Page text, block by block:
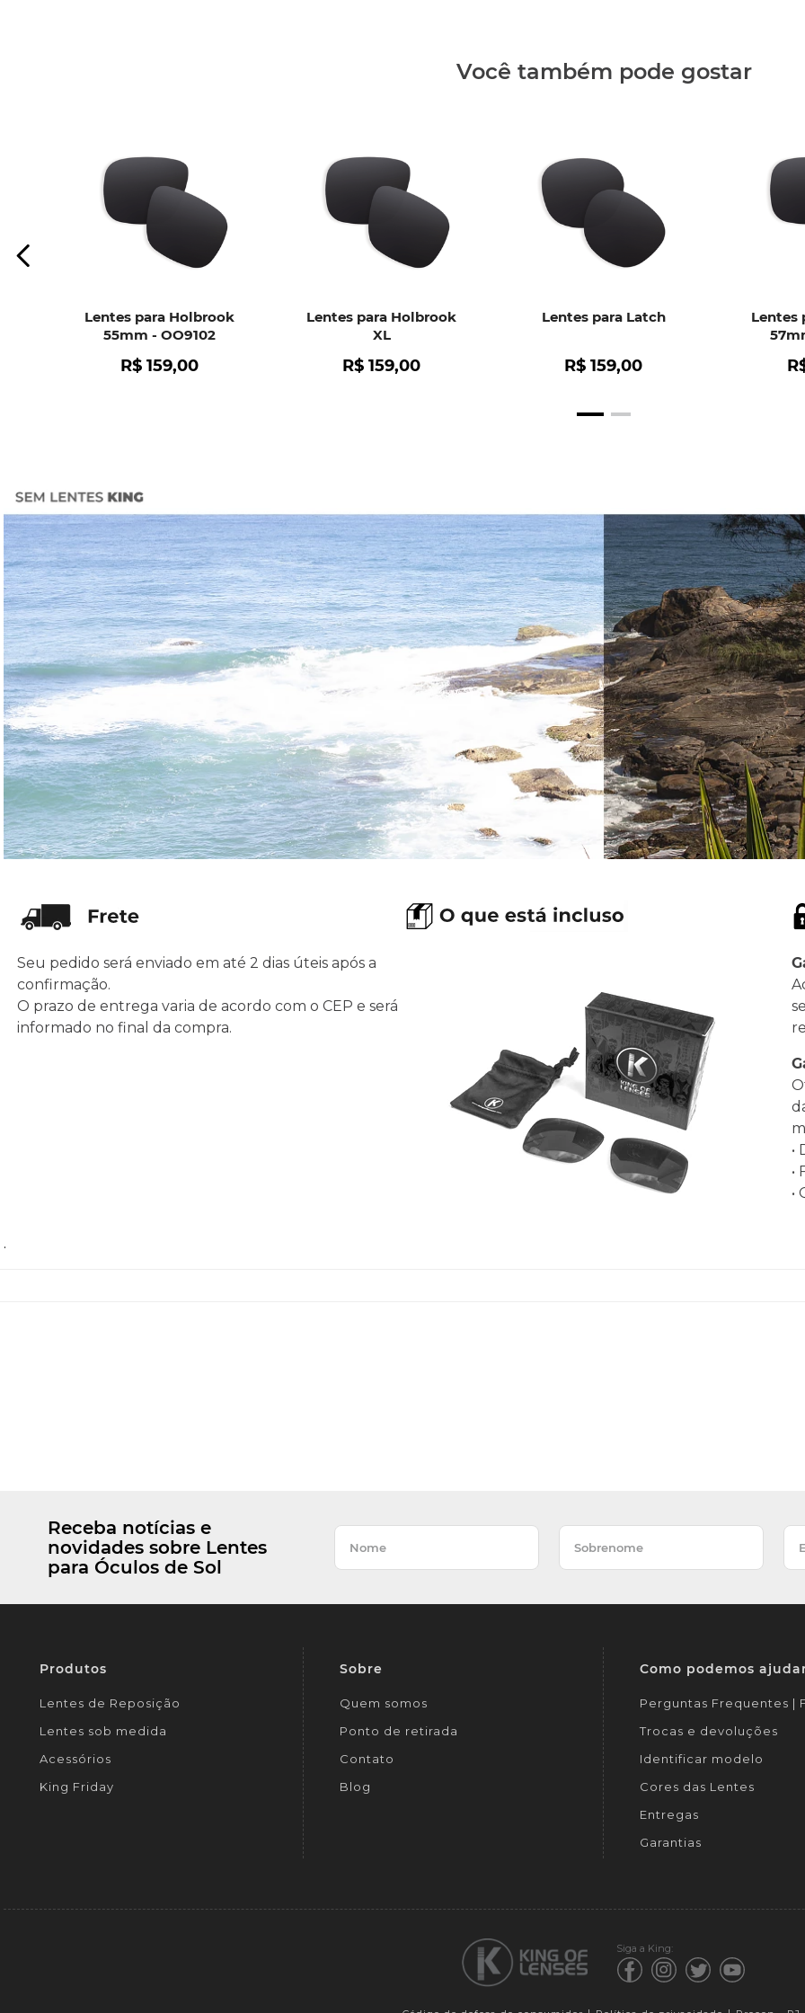
Você também pode gostar
Lentes para Holbrook
55mm - OO9102
R$ 159,00
Lentes para Holbrook
XL
R$ 159,00
Lentes para Latch
R$ 159,00
Lentes
Seu pedido será enviado em até 2 dias úteis após a
confirmação.
O prazo de entrega varia de acordo com o CEP e será
informado no final da compra.
•
•
•
.
Receba notícias e
novidades sobre Lentes
para Óculos de Sol
Produtos
Lentes de Reposição
Lentes sob medida
Acessórios
King Friday
Sobre
Quem somos
Ponto de retirada
Contato
Blog
Como podemos
Perguntas Frequentes |
Trocas e devoluções
Identificar modelo
Cores das Lentes
Entregas
Garantias
Siga a King: